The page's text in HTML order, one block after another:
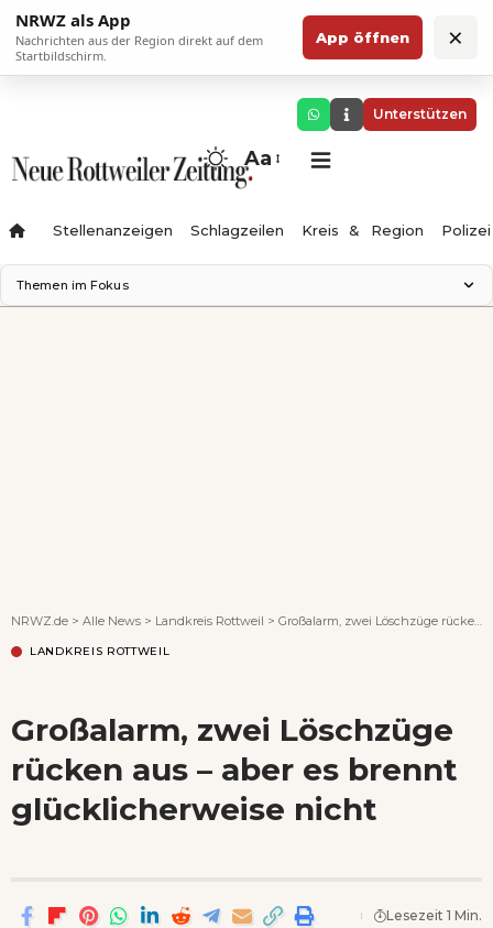
NRWZ als App
Nachrichten aus der Region direkt auf dem
Startbildschirm.
App öffnen ×
Unterstützen
Aa
Stellenanzeigen Schlagzeilen Kreis & Region Polizei
Themen im Fokus
NRWZ.de > Alle News > Landkreis Rottweil > Großalarm, zwei Löschzüge rücken aus – aber es brennt glücklicherweise nicht
LANDKREIS ROTTWEIL
Großalarm, zwei Löschzüge
rücken aus – aber es brennt
glücklicherweise nicht
Lesezeit 1 Min.